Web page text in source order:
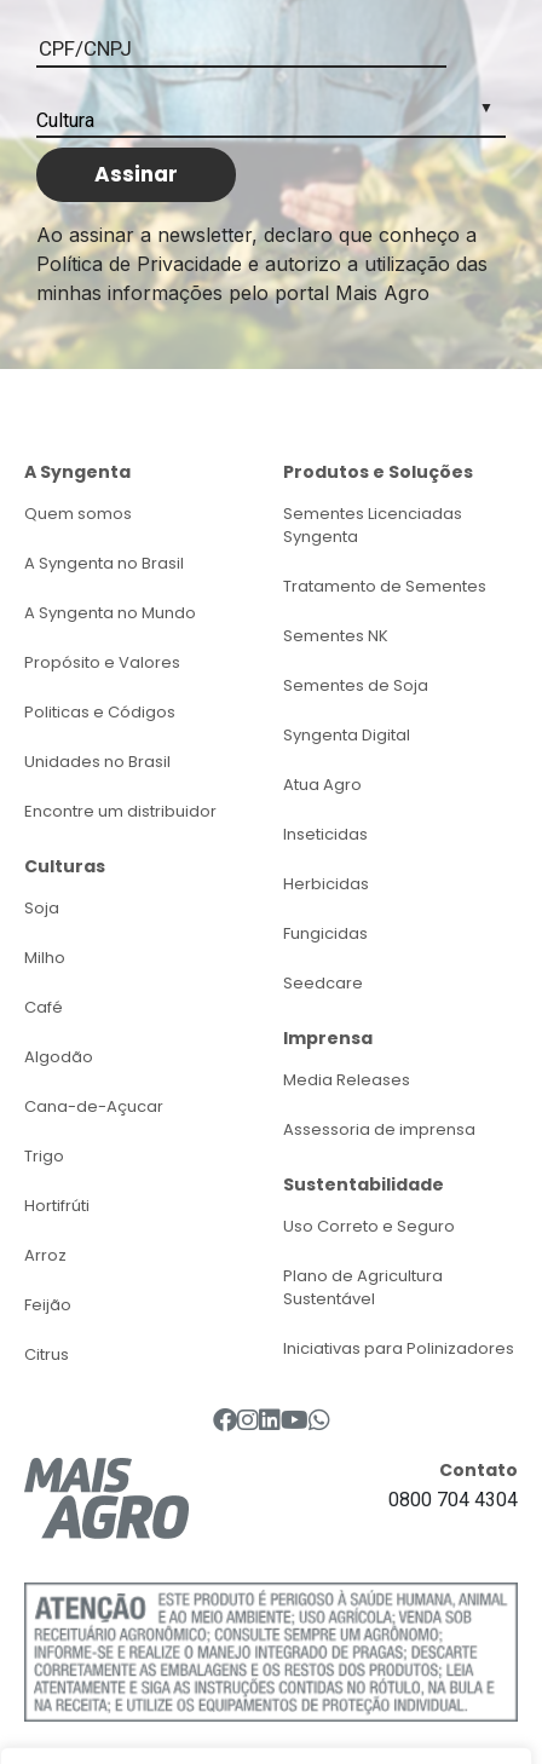
Ao assinar a newsletter, declaro que conheço a
Política de Privacidade e autorizo a utilização das
minhas informações pelo portal Mais Agro
A Syngenta
Quem somos
A Syngenta no Brasil
A Syngenta no Mundo
Propósito e Valores
Politicas e Códigos
Unidades no Brasil
Encontre um distribuidor
Culturas
Soja
Milho
Café
Algodão
Cana-de-Açucar
Trigo
Hortifrúti
Arroz
Feijão
Citrus
Produtos e Soluções
Sementes Licenciadas
Syngenta
Tratamento de Sementes
Sementes NK
Sementes de Soja
Syngenta Digital
Atua Agro
Inseticidas
Herbicidas
Fungicidas
Seedcare
Imprensa
Media Releases
Assessoria de imprensa
Sustentabilidade
Uso Correto e Seguro
Plano de Agricultura
Sustentável
Iniciativas para Polinizadores
Contato
0800 704 4304